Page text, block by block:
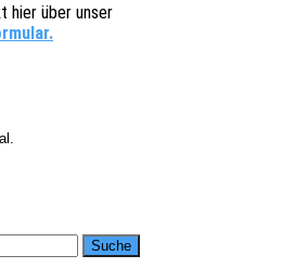
hier über unser